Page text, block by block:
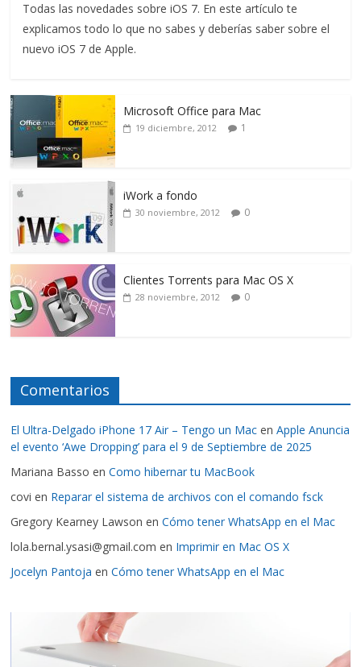
Todas las novedades sobre iOS 7. En este artículo te
explicamos todo lo que no sabes y deberías saber sobre el
nuevo iOS 7 de Apple.
Microsoft Office para Mac
19 diciembre, 2012 1
iWork a fondo
30 noviembre, 2012 0
Clientes Torrents para Mac OS X
28 noviembre, 2012 0
Comentarios
El Ultra-Delgado iPhone 17 Air – Tengo un Mac enApple Anuncia
el evento ‘Awe Dropping’ para el 9 de Septiembre de 2025
Mariana Basso enComo hibernar tu MacBook
covi en Reparar el sistema de archivos con el comando fsck
Gregory Kearney Lawson enCómo tener WhatsApp en el Mac
lola.bernal.ysasi@gmail.com en Imprimir en Mac OS X
Jocelyn Pantoja enCómo tener WhatsApp en el Mac